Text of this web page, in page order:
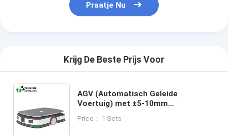
Praatje Nu
Krijg De Beste Prijs Voor
AGV (Automatisch Geleide
Voertuig) met ±5-10mm
Bluetooth Communicatie en 0-1,5
Price： 1 Sets